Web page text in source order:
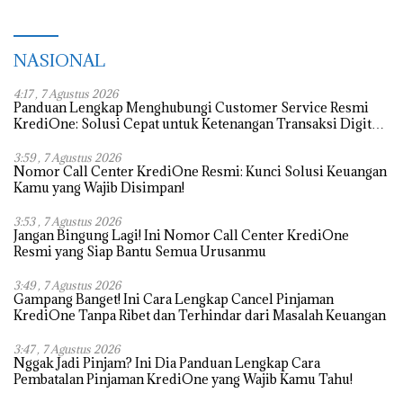
NASIONAL
4:17 , 7 Agustus 2026
Panduan Lengkap Menghubungi Customer Service Resmi
KrediOne: Solusi Cepat untuk Ketenangan Transaksi Digital
3:59 , 7 Agustus 2026
Nomor Call Center KrediOne Resmi: Kunci Solusi Keuangan
Kamu yang Wajib Disimpan!
3:53 , 7 Agustus 2026
Jangan Bingung Lagi! Ini Nomor Call Center KrediOne
Resmi yang Siap Bantu Semua Urusanmu
3:49 , 7 Agustus 2026
Gampang Banget! Ini Cara Lengkap Cancel Pinjaman
KrediOne Tanpa Ribet dan Terhindar dari Masalah Keuangan
3:47 , 7 Agustus 2026
Nggak Jadi Pinjam? Ini Dia Panduan Lengkap Cara
Pembatalan Pinjaman KrediOne yang Wajib Kamu Tahu!